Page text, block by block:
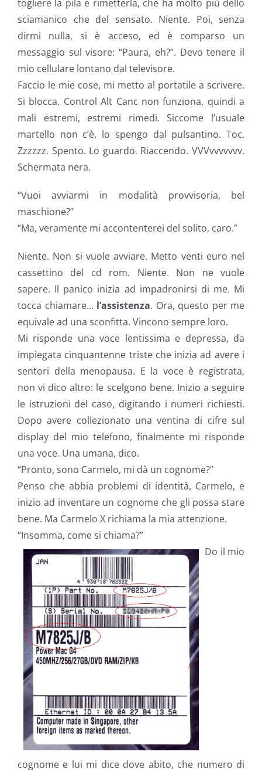
togliere la pila e rimetterla, che ha molto più dello
sciamanico che del sensato. Niente. Poi, senza
dirmi nulla, si è acceso, ed è comparso un
messaggio sul visore: “Paura, eh?”. Devo tenere il
mio cellulare lontano dal televisore.
Faccio le mie cose, mi metto al portatile a scrivere.
Si blocca. Control Alt Canc non funziona, quindi a
mali estremi, estremi rimedi. Siccome l’usuale
martello non c’è, lo spengo dal pulsantino. Toc.
Zzzzzz. Spento. Lo guardo. Riaccendo. VVVvvvvvvv.
Schermata nera.
“Vuoi avviarmi in modalità provvisoria, bel
maschione?”
“Ma, veramente mi accontenterei del solito, caro.”
Niente. Non si vuole avviare. Metto venti euro nel
cassettino del cd rom. Niente. Non ne vuole
sapere. Il panico inizia ad impadronirsi di me. Mi
tocca chiamare… l’assistenza. Ora, questo per me
equivale ad una sconfitta. Vincono sempre loro.
Mi risponde una voce lentissima e depressa, da
impiegata cinquantenne triste che inizia ad avere i
sentori della menopausa. E la voce è registrata,
non vi dico altro: le scelgono bene. Inizio a seguire
le istruzioni del caso, digitando i numeri richiesti.
Dopo avere collezionato una ventina di cifre sul
display del mio telefono, finalmente mi risponde
una voce. Una umana, dico.
“Pronto, sono Carmelo, mi dà un cognome?”
Penso che abbia problemi di identità, Carmelo, e
inizio ad inventare un cognome che gli possa stare
bene. Ma Carmelo X richiama la mia attenzione.
“Insomma, come si chiama?”
Do il mio
cognome e lui mi dice dove abito, che numero di